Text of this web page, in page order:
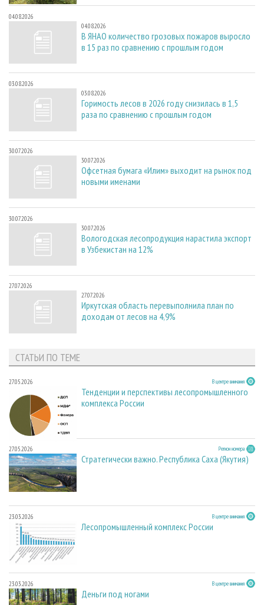
04.08.2026
04.08.2026
В ЯНАО количество грозовых пожаров выросло
в 15 раз по сравнению с прошлым годом
03.08.2026
03.08.2026
Горимость лесов в 2026 году снизилась в 1,5
раза по сравнению с прошлым годом
30.07.2026
30.07.2026
Офсетная бумага «Илим» выходит на рынок под
новыми именами
30.07.2026
30.07.2026
Вологодская лесопродукция нарастила экспорт
в Узбекистан на 12%
27.07.2026
27.07.2026
Иркутская область перевыполнила план по
доходам от лесов на 4,9%
СТАТЬИ ПО ТЕМЕ
27.05.2026 В центре внимания
Тенденции и перспективы лесопромышленного
комплекса России
27.05.2026 Регион номера
Стратегически важно. Республика Саха (Якутия)
23.03.2026 В центре внимания
Лесопромышленный комплекс России
23.03.2026 В центре внимания
Деньги под ногами